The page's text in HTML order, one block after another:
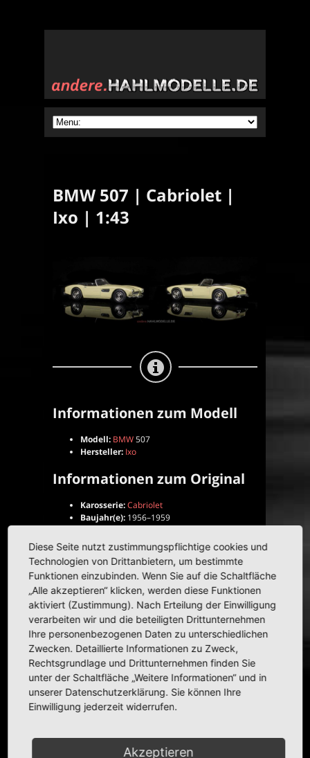
BMW 507 | Cabriolet |
Ixo | 1:43
Informationen zum Modell
Modell: BMW507
Hersteller: Ixo
Informationen zum Original
Karosserie:Cabriolet
Baujahr(e): 1956–1959
Weitere Informationen zum Modell
Serie: Del Prado Car Collection
Nummer:12
Hauptfarbe:
elfenbein
Maßstab: 1:43
Zustand: mint
In Sammlung seit:15.02.2000
Weitere Informationen zum Original
Geschaffen von Albrecht Graf Goertz auf Anregung
eines New Yorker Händlers, vorgestellt 1957 in der
Hoffnung, auf dem amerikanischen Markt Fuß fassen
Konzept dann doch nicht auf. Dafür ist dieses Modell
Diese Seite nutzt zustimmungspflichtige cookies und
Technologien von Drittanbietern, um bestimmte
Funktionen einzubinden. Wenn Sie auf die Schaltfläche
„Alle akzeptieren“ klicken, werden diese Funktionen
aktiviert (Zustimmung). Nach Erteilung der Einwilligung
verarbeiten wir und die beteiligten Drittunternehmen
Ihre personenbezogenen Daten zu unterschiedlichen
Zwecken. Detaillierte Informationen zu Zweck,
Rechtsgrundlage und Drittunternehmen finden Sie
unter der Schaltfläche „Weitere Informationen“ und in
unserer Datenschutzerklärung. Sie können Ihre
Einwilligung jederzeit widerrufen.
Akzeptieren